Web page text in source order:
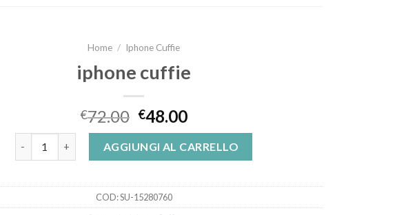
Home / Iphone Cuffie
iphone cuffie
€72.00 €48.00
AGGIUNGI AL CARRELLO
COD:SU-15280760